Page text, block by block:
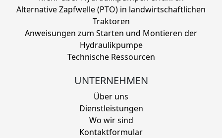
Alternative Zapfwelle (PTO) in landwirtschaftlichen
Traktoren
Anweisungen zum Starten und Montieren der
Hydraulikpumpe
Technische Ressourcen
UNTERNEHMEN
Über uns
Dienstleistungen
Wo wir sind
Kontaktformular